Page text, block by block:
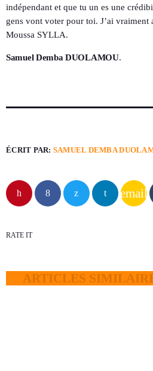
indépendant et que tu un es une
gens vont voter pour toi. J’ai vraiment
Moussa SYLLA.
Samuel Demba DUOLAMOU.
ÉCRIT PAR: SAMUEL DEMBA
email
RATE IT
ARTICLES